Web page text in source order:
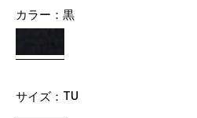
カラー： 黒
サイズ： TU